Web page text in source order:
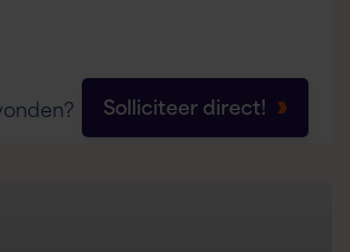
Solliciteer direct!